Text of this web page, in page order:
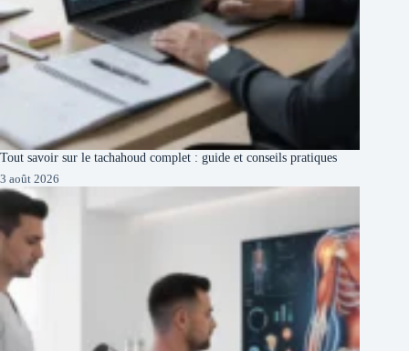
Tout savoir sur le tachahoud complet : guide et conseils pratiques
3 août 2026